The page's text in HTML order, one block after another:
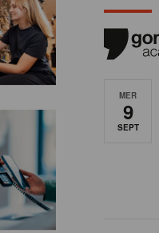
MER
9
SEPT